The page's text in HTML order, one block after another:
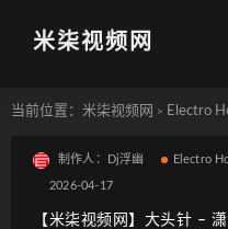
米柒视频网
当前位置： 米柒视频网 > Electro
制作人：Dj浮幽 Electro
2026-04-17
【米柒视频网】大头针 –